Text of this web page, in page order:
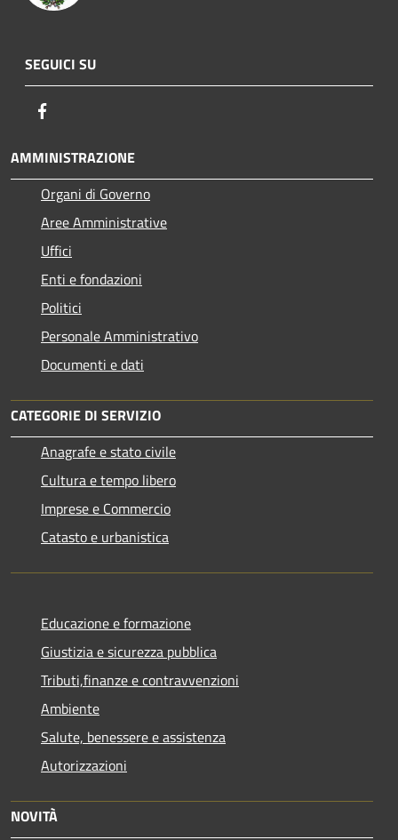
SEGUICI SU
AMMINISTRAZIONE
Organi di Governo
Aree Amministrative
Uffici
Enti e fondazioni
Politici
Personale Amministrativo
Documenti e dati
CATEGORIE DI SERVIZIO
Anagrafe e stato civile
Cultura e tempo libero
Imprese e Commercio
Catasto e urbanistica
Educazione e formazione
Giustizia e sicurezza pubblica
Tributi,finanze e contravvenzioni
Ambiente
Salute, benessere e assistenza
Autorizzazioni
NOVITÀ